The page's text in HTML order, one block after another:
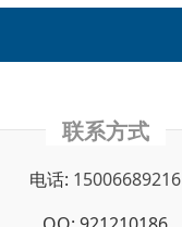
联系方式
电话: 15006689216